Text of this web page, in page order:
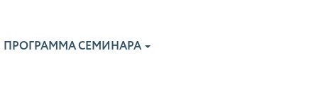
ПРОГРАММА СЕМИНАРА